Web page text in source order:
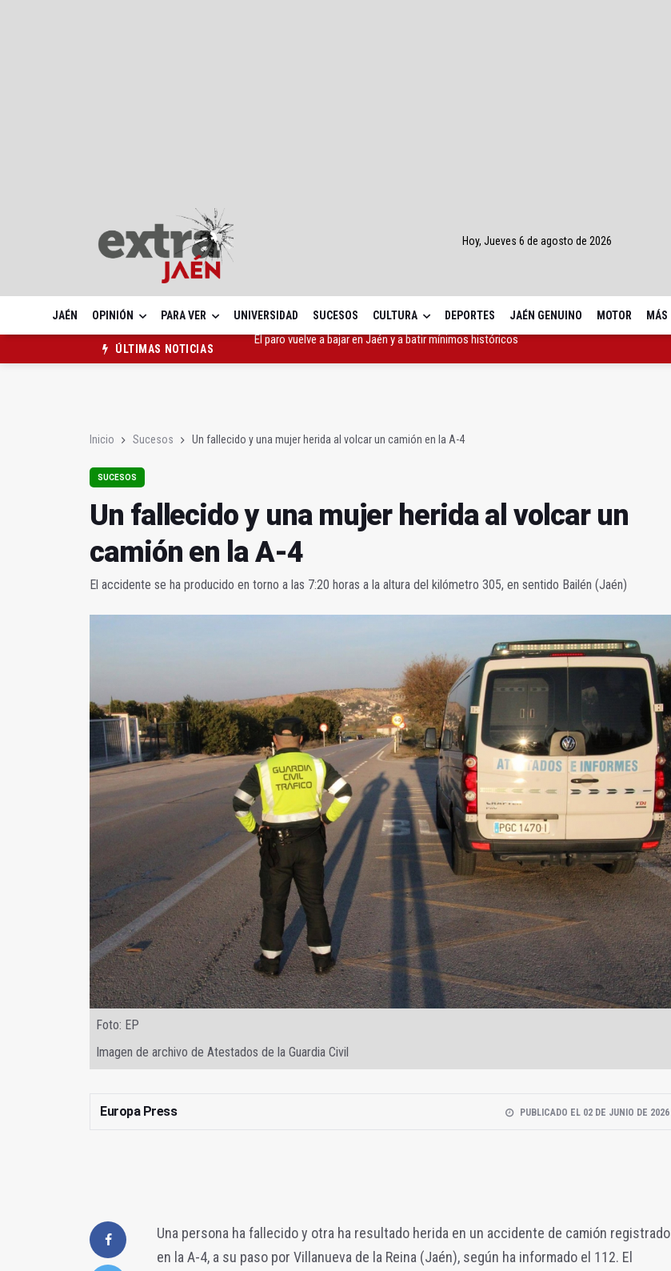
Hoy, Jueves 6 de agosto de 2026
JAÉN OPINIÓN PARA VER UNIVERSIDAD SUCESOS CULTURA DEPORTES JAÉN GENUINO MOTOR MÁS
ÚLTIMAS NOTICIAS
ALCER Jaén llama a reforzar la donación en el Día Nacional del Donante
Inicio Sucesos Un fallecido y una mujer herida al volcar un camión en la A-4
SUCESOS
Un fallecido y una mujer herida al volcar un
camión en la A-4
El accidente se ha producido en torno a las 7:20 horas a la altura del kilómetro 305, en sentido Bailén (Jaén)
Foto: EP
Imagen de archivo de Atestados de la Guardia Civil
Europa Press PUBLICADO EL 02 DE JUNIO DE 2026
Una persona ha fallecido y otra ha resultado herida en un accidente de camión registrado
en la A-4, a su paso por Villanueva de la Reina (Jaén), según ha informado el 112. El